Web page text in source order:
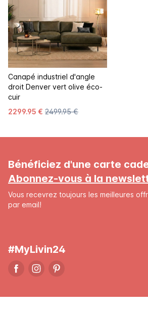
Canapé industriel d'angle
droit Denver vert olive éco-
cuir
2299.95 € 2499.95 €
Bénéficiez d'une carte
Abonnez-vous à la
Vous recevrez toujours les meilleures
par email!
#MyLivin24